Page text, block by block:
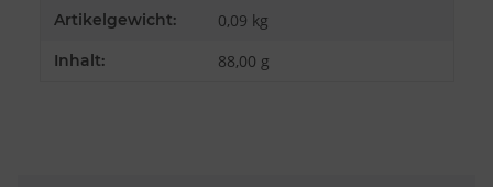
Artikelgewicht: 0,09 kg
Inhalt: 88,00 g
Entwicklung und Verbesserung der Angebote